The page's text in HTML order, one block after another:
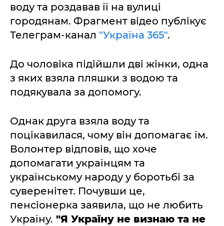
воду та роздавав її на вулиці
городянам. Фрагмент відео публікує
Телеграм-канал "Україна 365".
До чоловіка підійшли дві жінки, одна
з яких взяла пляшки з водою та
подякувала за допомогу.
Однак друга взяла воду та
поцікавилася, чому він допомагає їм.
Волонтер відповів, що хоче
допомагати українцям та
українському народу у боротьбі за
суверенітет. Почувши це,
пенсіонерка заявила, що не любить
Україну. "Я Україну не визнаю та не